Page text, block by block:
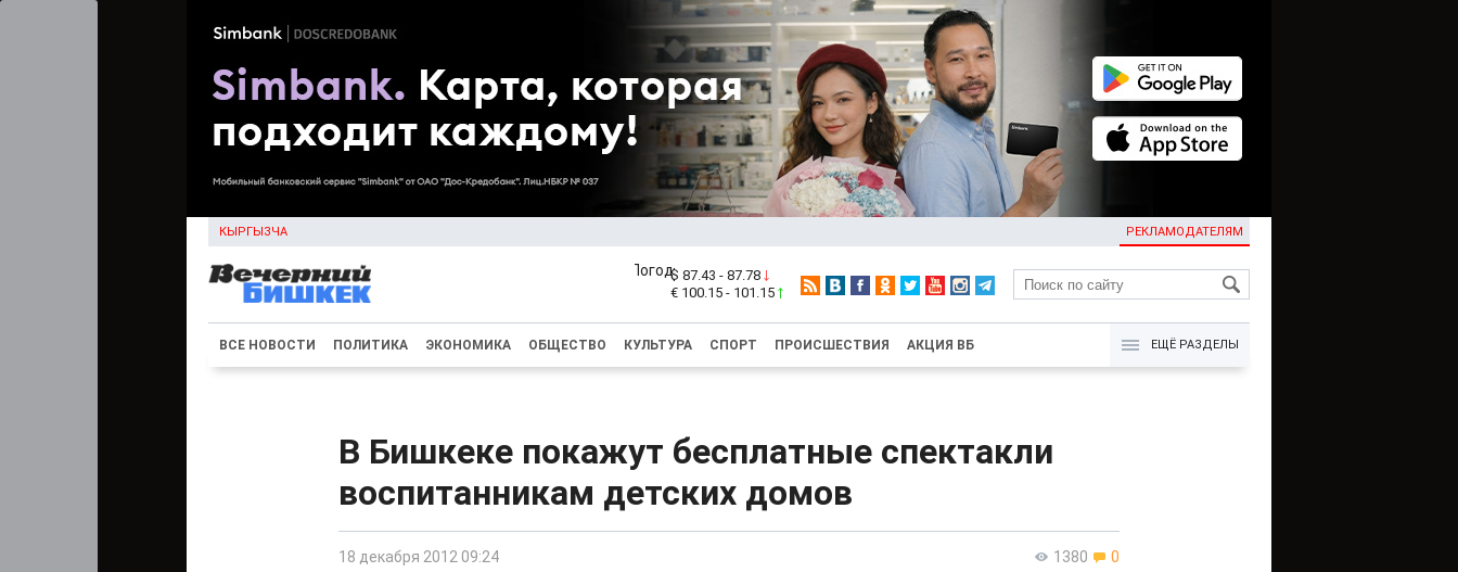
КЫРГЫЗЧА РЕКЛАМОДАТЕЛЯМ
KG
$ 87.43 - 87.78
€ 100.15 - 101.15
ВСЕ НОВОСТИ ПОЛИТИКА ЭКОНОМИКА ОБЩЕСТВО КУЛЬТУРА СПОРТ ПРОИСШЕСТВИЯ АКЦИЯ ВБ ЕЩЁ РАЗДЕЛЫ
В Бишкеке покажут бесплатные спектакли
воспитанникам детских домов
1380 0
18 декабря 2012 09:24